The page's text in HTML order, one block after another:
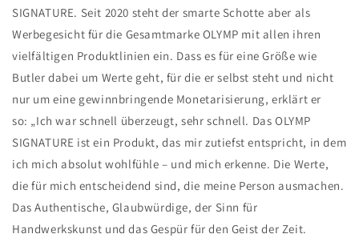
SIGNATURE. Seit 2020 steht der smarte Schotte aber als
Werbegesicht für die Gesamtmarke OLYMP mit allen ihren
vielfältigen Produktlinien ein. Dass es für eine Größe wie
Butler dabei um Werte geht, für die er selbst steht und nicht
nur um eine gewinnbringende Monetarisierung, erklärt er
so: „Ich war schnell überzeugt, sehr schnell. Das OLYMP
SIGNATURE ist ein Produkt, das mir zutiefst entspricht, in dem
ich mich absolut wohlfühle – und mich erkenne. Die Werte,
die für mich entscheidend sind, die meine Person ausmachen.
Das Authentische, Glaubwürdige, der Sinn für
Handwerkskunst und das Gespür für den Geist der Zeit.